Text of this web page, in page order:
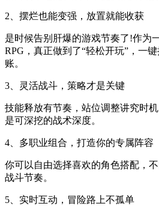
2、摆烂也能变强，放置就能收获
是时候告别肝爆的游戏节奏了!作为
RPG，真正做到了“轻松开玩”，一
账。
3、灵活战斗，策略才是关键
技能释放有节奏，站位调整讲究时
是可深挖的战术深度。
4、多职业组合，打造你的专属阵容
你可以自由选择喜欢的角色搭配，
战斗节奏。
5、实时互动，冒险路上不孤单